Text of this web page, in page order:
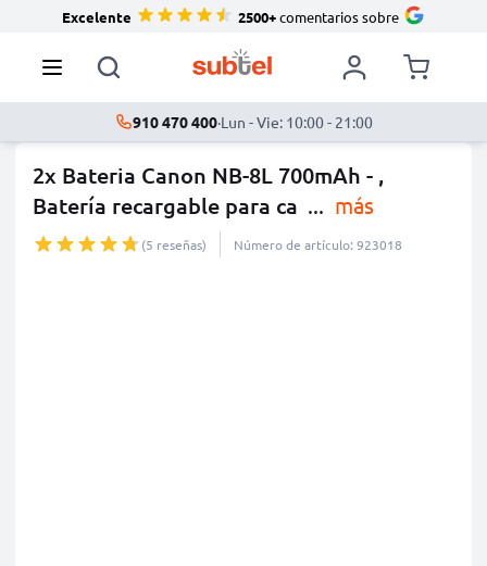
Excelente 2500+comentarios sobre
910 470 400·Lun - Vie: 10:00 - 21:00
2x Bateria Canon NB-8L 700mAh - ,
Batería recargable para ca ... más
(5 reseñas) Número de artículo: 923018